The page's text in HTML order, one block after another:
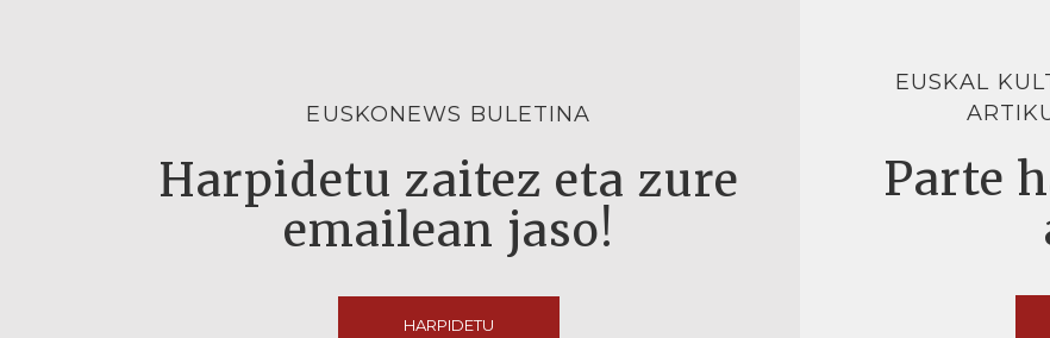
EUSKONEWS BULETINA
Harpidetu zaitez eta zure
emailean jaso!
HARPIDETU
EUSKAL
Parte